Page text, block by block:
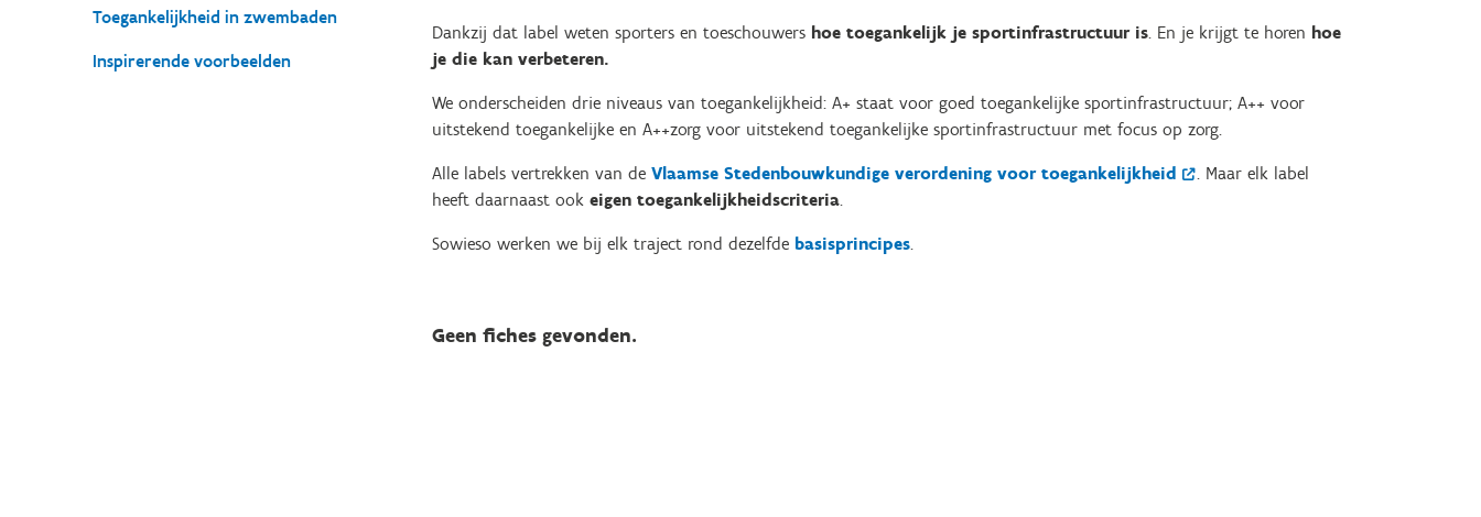
Toegankelijkheid in zwembaden
Inspirerende voorbeelden
Dankzij dat label weten sporters en toeschouwers hoe toegankelijk je sportinfrastructuur is. En je krijgt te horen hoe
je die kan verbeteren.
We onderscheiden drie niveaus van toegankelijkheid: A+ staat voor goed toegankelijke sportinfrastructuur; A++ voor
uitstekend toegankelijke en A++zorg voor uitstekend toegankelijke sportinfrastructuur met focus op zorg.
Alle labels vertrekken van de Vlaamse Stedenbouwkundige verordening voor toegankelijkheid
. Maar elk label
heeft daarnaast ook eigen toegankelijkheidscriteria.
Sowieso werken we bij elk traject rond dezelfde basisprincipes.
Geen fiches gevonden.